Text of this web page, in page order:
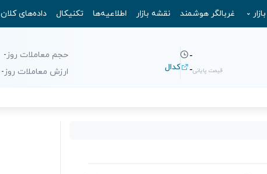
بازار غربالگر هوشمند نقشه بازار اطلاعیه‌ها تکنیکال داده‌های کلان
-
قیمت پایانی- کدال
حجم معاملات روز-
ارزش معاملات روز-